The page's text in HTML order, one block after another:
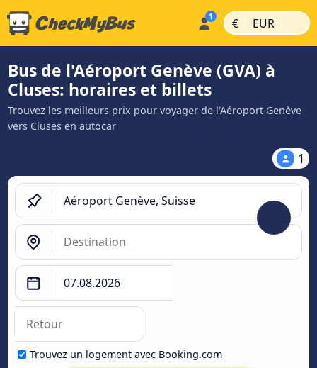
€ | EUR |
Bus de l'Aéroport Genève (GVA) à
Cluses: horaires et billets
Trouvez les meilleurs prix pour voyager de l'Aéroport Genève
vers Cluses en autocar
1
Trouvez un logement avec Booking.com